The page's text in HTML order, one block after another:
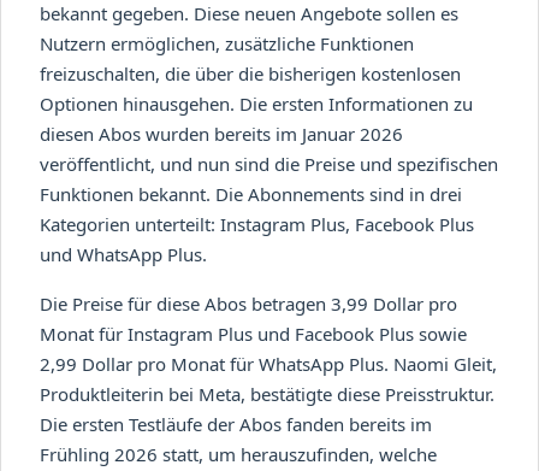
bekannt gegeben. Diese neuen Angebote sollen es
Nutzern ermöglichen, zusätzliche Funktionen
freizuschalten, die über die bisherigen kostenlosen
Optionen hinausgehen. Die ersten Informationen zu
diesen Abos wurden bereits im Januar 2026
veröffentlicht, und nun sind die Preise und spezifischen
Funktionen bekannt. Die Abonnements sind in drei
Kategorien unterteilt: Instagram Plus, Facebook Plus
und WhatsApp Plus.
Die Preise für diese Abos betragen 3,99 Dollar pro
Monat für Instagram Plus und Facebook Plus sowie
2,99 Dollar pro Monat für WhatsApp Plus. Naomi Gleit,
Produktleiterin bei Meta, bestätigte diese Preisstruktur.
Die ersten Testläufe der Abos fanden bereits im
Frühling 2026 statt, um herauszufinden, welche